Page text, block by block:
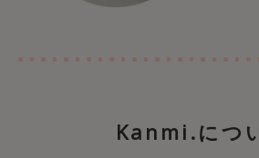
Kanmi.につ